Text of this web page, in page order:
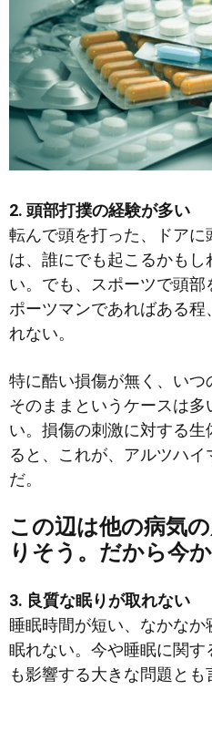
2. 頭部打撲の経験が多い
転んで頭を打った、ドア
は、誰にでも起こるかも
い。でも、スポーツで頭
ポーツマンであればある
れない。
特に酷い損傷が無く、いつ
そのままというケースは
い。損傷の刺激に対する
ると、これが、アルツハイ
だ。
この辺は他の病気
りそう。だから今
3. 良質な眠りが取れない
睡眠時間が短い、なかなか
眠れない。今や睡眠に関
も影響する大きな問題とも